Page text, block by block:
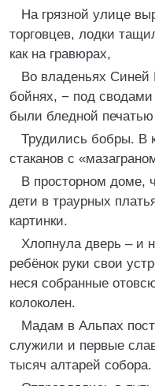
На грязной улице
торговцев, лодки
как на гравюрах,
Во владеньях Синей
бойнях, − под сводами
были бледной
Трудились бобры. В
стаканов с
В просторном доме,
дети в траурных
картинки.
Хлопнула дверь – и
ребёнок руки свои
неся собранные
колоколен.
Мадам в Альпах
служили и первые
тысяч алтарей собора.